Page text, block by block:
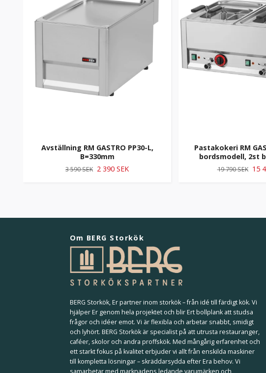
Avställning RM GASTRO PP30-L,
B=330mm
3 590 SEK 2 390 SEK
Pastakokeri RM
bordsmodell, 2st
19 790 SEK 15
Om BERG Storkök
BERG Storkök, Er partner inom storkök – från idé till färdigt kök. Vi
hjälper Er genom hela projektet och blir Ert bollplank att studsa
frågor och idéer emot. Vi är flexibla och arbetar snabbt, smidigt
och lyhört. BERG Storkök är specialist på att utrusta restauranger,
caféer, skolor och andra proffskök. Med mångårig erfarenhet och
ett starkt fokus på kvalitet erbjuder vi allt från enskilda maskiner
till kompletta lösningar – skräddarsydda efter Era behov. Vi